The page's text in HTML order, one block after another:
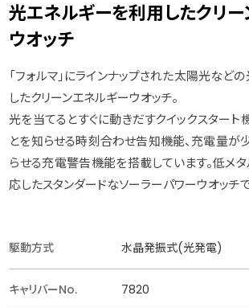
光エネルギーを利用したクリ
ウオッチ
「フォルマ」にラインナップされた太陽光など
したクリーンエネルギーウオッチ。
光を当てるとすぐに動きだすクイックスタート
とを知らせる時刻合わせ告知機能、充電量が
らせる充電警告機能を搭載しています。低メ
応したスタンダードなソーラーパワーウオッチで
駆動方式 水晶発振式(光発電)
キャリバーNo. 7820